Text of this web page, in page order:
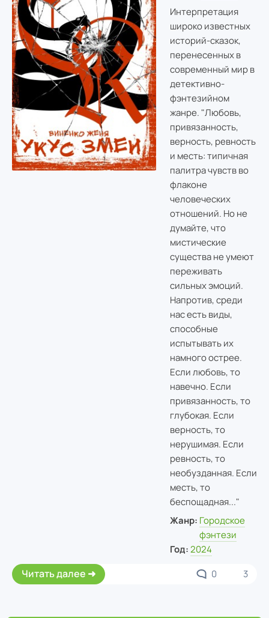
Интерпретация
широко известных
историй-сказок,
перенесенных в
современный мир в
детективно-
фэнтезийном
жанре. "Любовь,
привязанность,
верность, ревность
и месть: типичная
палитра чувств во
флаконе
человеческих
отношений. Но не
думайте, что
мистические
существа не умеют
переживать
сильных эмоций.
Напротив, среди
нас есть виды,
способные
испытывать их
намного острее.
Если любовь, то
навечно. Если
привязанность, то
глубокая. Если
верность, то
нерушимая. Если
ревность, то
необузданная. Если
месть, то
беспощадная..."
Жанр: Городское
фэнтези
Год: 2024
Читать далее 0 3